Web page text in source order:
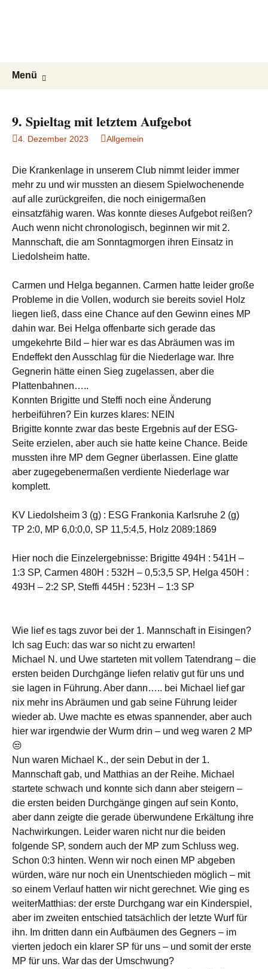
Menü
9. Spieltag mit letztem Aufgebot
4. Dezember 2023 Allgemein
Die Krankenlage in unserem Club nimmt leider immer
mehr zu und wir mussten an diesem Spielwochenende
auf alle zurückgreifen, die noch einigermaßen
einsatzfähig waren. Was konnte dieses Aufgebot reißen?
Auch wenn nicht chronologisch, beginnen wir mit 2.
Mannschaft, die am Sonntagmorgen ihren Einsatz in
Liedolsheim hatte.
Carmen und Helga begannen. Carmen hatte leider große
Probleme in die Vollen, wodurch sie bereits soviel Holz
liegen ließ, dass eine Chance auf den Gewinn eines MP
dahin war. Bei Helga offenbarte sich gerade das
umgekehrte Bild – hier war es das Abräumen was im
Endeffekt den Ausschlag für die Niederlage war. Ihre
Gegnerin hätte einen Sieg zugelassen, aber die
Plattenbahnen…..
Konnten Brigitte und Steffi noch eine Änderung
herbeiführen? Ein kurzes klares: NEIN
Brigitte konnte zwar das beste Ergebnis auf der ESG-
Seite erzielen, aber auch sie hatte keine Chance. Beide
mussten ihre MP dem Gegner überlassen. Eine glatte
aber zugegebenermaßen verdiente Niederlage war
komplett.
KV Liedolsheim 3 (g) : ESG Frankonia Karlsruhe 2 (g)
TP 2:0, MP 6,0:0,0, SP 11,5:4,5, Holz 2089:1869
Hier noch die Einzelergebnisse: Brigitte 494H : 541H –
1:3 SP, Carmen 480H : 532H – 0,5:3,5 SP, Helga 450H :
493H – 2:2 SP, Steffi 445H : 523H – 1:3 SP
Wie lief es tags zuvor bei der 1. Mannschaft in Eisingen?
Ich sag Euch: das war so nicht zu erwarten!
Michael N. und Uwe starteten mit vollem Tatendrang – die
ersten beiden Durchgänge liefen relativ gut für uns und
sie lagen in Führung. Aber dann….. bei Michael lief gar
nix mehr ins Abräumen und gab seine Führung leider
wieder ab. Uwe machte es etwas spannender, aber auch
hier war irgendwie der Wurm drin – und weg waren 2 MP
😒
Nun waren Michael K., der sein Debut in der 1.
Mannschaft gab, und Matthias an der Reihe. Michael
startete schwach und konnte sich dann aber steigern –
die ersten beiden Durchgänge gingen auf sein Konto,
aber dann zeigte die gerade überwundene Erkältung ihre
Nachwirkungen. Leider waren nicht nur die beiden
folgende SP, sondern auch der MP zum Schluss weg.
Schon 0:3 hinten. Wenn wir noch einen MP abgeben
würden, wäre nur noch ein Unentschieden möglich – mit
so einem Verlauf hatten wir nicht gerechnet. Wie ging es
weiterMatthias: der erste Durchgang war ein Kinderspiel,
aber im zweiten entschied tatsächlich der letzte Wurf für
ihn. Im dritten dann ein Aufbäumen des Gegners – im
vierten jedoch ein klarer SP für uns – und somit der erste
MP für uns. War das der Umschwung?